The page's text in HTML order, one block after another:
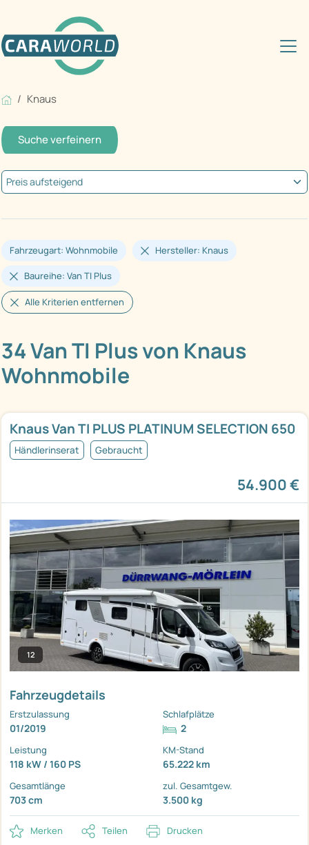
Knaus
Suche verfeinern
Fahrzeugart: Wohnmobile Hersteller: Knaus
Baureihe: Van TI Plus
Alle Kriterien entfernen
34 Van TI Plus von Knaus
Wohnmobile
Knaus Van TI PLUS PLATINUM SELECTION 650
Händlerinserat Gebraucht
54.900 €
12
Fahrzeugdetails
Erstzulassung
01/2019
Schlafplätze
2
Leistung
118 kW / 160 PS
KM-Stand
65.222 km
Gesamtlänge
703 cm
zul. Gesamtgew.
3.500 kg
Merken Teilen Drucken